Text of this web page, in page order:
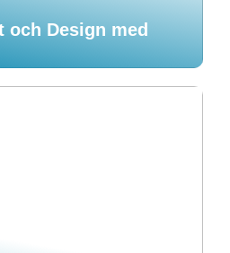
och Design med